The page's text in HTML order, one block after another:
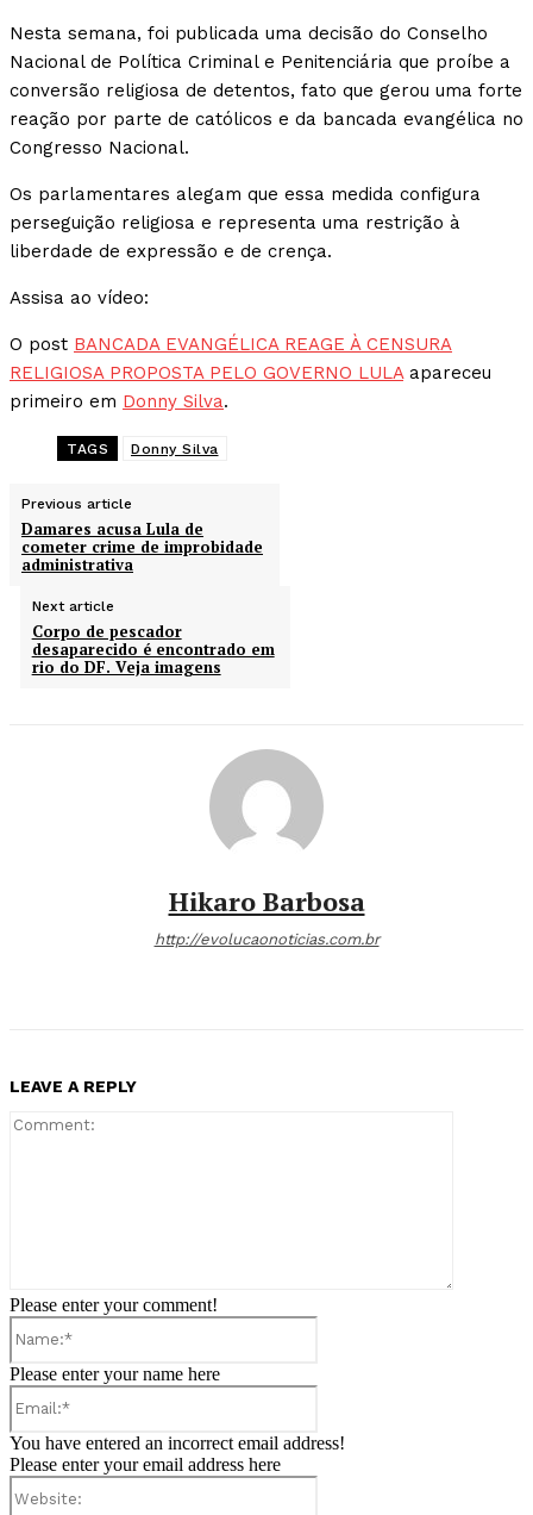
Nesta semana, foi publicada uma decisão do Conselho
Nacional de Política Criminal e Penitenciária que proíbe a
conversão religiosa de detentos, fato que gerou uma forte
reação por parte de católicos e da bancada evangélica no
Congresso Nacional.
Os parlamentares alegam que essa medida configura
perseguição religiosa e representa uma restrição à
liberdade de expressão e de crença.
Assisa ao vídeo:
O post BANCADA EVANGÉLICA REAGE À CENSURA
RELIGIOSA PROPOSTA PELO GOVERNO LULAapareceu
primeiro em Donny Silva.
TAGS Donny Silva
Previous article
Damares acusa Lula de
cometer crime de improbidade
administrativa
Next article
Corpo de pescador
desaparecido é encontrado em
rio do DF. Veja imagens
Hikaro Barbosa
http://evolucaonoticias.com.br
LEAVE A REPLY
Please enter your comment!
Please enter your name here
You have entered an incorrect email address!
Please enter your email address here